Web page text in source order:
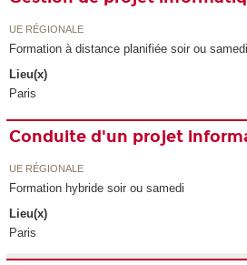
UE RÉGIONALE
Formation à distance planifiée soir ou samedi
Lieu(x)
Paris
Conduite d'un projet
UE RÉGIONALE
Formation hybride soir ou samedi
Lieu(x)
Paris